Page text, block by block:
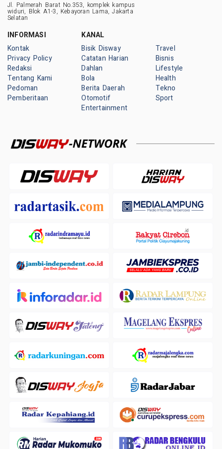
Jl. Palmerah Barat No.353, komplek kampus
widuri, Blok A1-3, Kebayoran Lama, Jakarta
Selatan
INFORMASI
Kontak
Privacy Policy
Redaksi
Tentang Kami
Pedoman
Pemberitaan
KANAL
Bisik Disway
Catatan Harian
Dahlan
Bola
Berita Daerah
Otomotif
Entertainment
Travel
Bisnis
Lifestyle
Health
Tekno
Sport